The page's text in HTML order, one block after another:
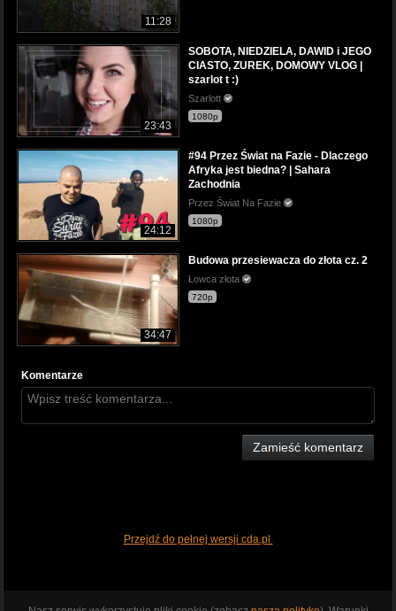
11:28
23:43
SOBOTA, NIEDZIELA, DAWID i JEGO
CIASTO, ZUREK, DOMOWY VLOG |
szarlot t :)
Szarlott
1080p
24:12
#94 Przez Świat na Fazie - Dlaczego
Afryka jest biedna? | Sahara
Zachodnia
Przez Świat Na Fazie
1080p
34:47
Budowa przesiewacza do złota cz. 2
Łowca złota
720p
Komentarze
Zamieść komentarz
Przejdź do pełnej wersji cda.pl